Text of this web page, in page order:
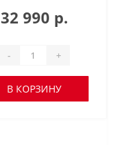
32 990 р.
- +
В КОРЗИНУ